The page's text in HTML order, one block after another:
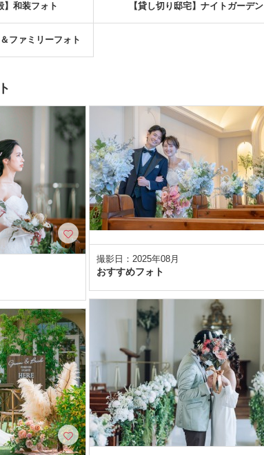
】和装フォト 【貸し切り邸宅】ナイトガーデン
ファミリーフォト
撮影日：2025年08月
おすすめフォト